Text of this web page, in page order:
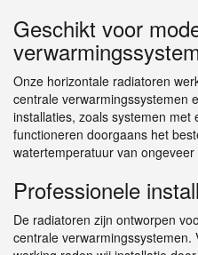
Geschikt voor
Onze horizontale radiatoren
centrale verwarmingssystemen
installaties, zoals systemen
functioneren doorgaans het
watertemperatuur van
Professionele
De radiatoren zijn ontworpen
centrale